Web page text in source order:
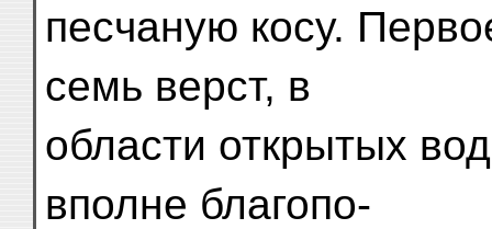
песчаную косу.
семь верст, в
области открытых
вполне благопо-